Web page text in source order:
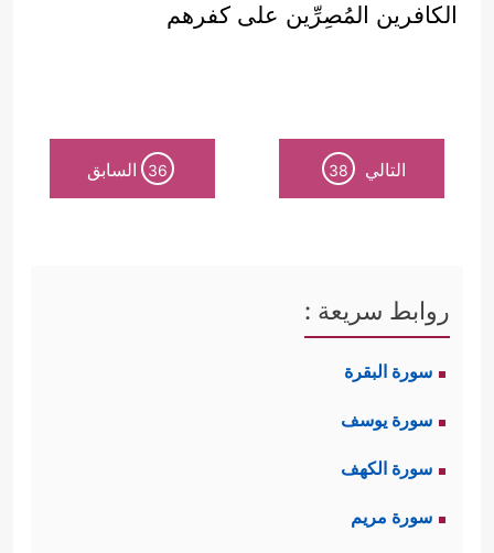
الكافرين المُصِرِّين على كفرهم
التالي 38
36 السابق
روابط سريعة :
سورة البقرة
سورة يوسف
سورة الكهف
سورة مريم